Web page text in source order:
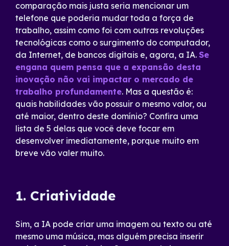
comparação mais justa seria mencionar um
telefone que poderia mudar toda a força de
trabalho, assim como foi com outras revoluções
tecnológicas como o surgimento do computador,
da Internet, de bancos digitais e, agora, a IA. Se
engana quem pensa que a expansão desta
inovação não vai impactar o mercado de
trabalho profundamente. Mas a questão é:
quais habilidades vão possuir o mesmo valor, ou
até maior, dentro deste domínio? Confira uma
lista de 5 delas que você deve focar em
desenvolver imediatamente, porque muito em
breve vão valer muito.
1. Criatividade
Sim, a IA pode criar uma imagem ou texto ou até
mesmo uma música, mas alguém precisa inserir